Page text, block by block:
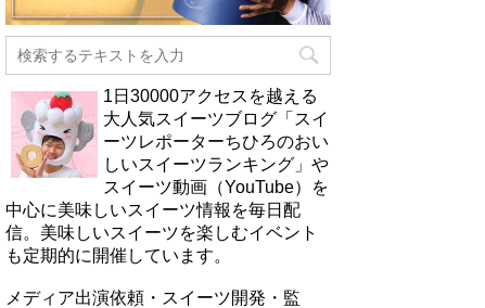
1日30000アクセスを越える
大人気スイーツブログ「スイ
ーツレポーターちひろのおい
しいスイーツランキング」や
スイーツ動画（YouTube）を
中心に美味しいスイーツ情報を毎日配
信。美味しいスイーツを楽しむイベント
も定期的に開催しています。
メディア出演依頼・スイーツ開発・監